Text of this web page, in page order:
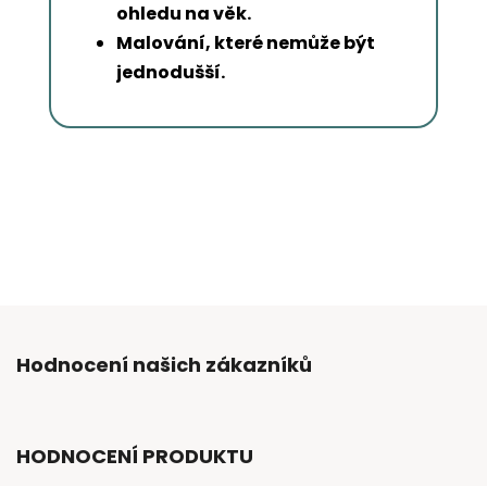
ohledu na věk.
Malování, které nemůže být
jednodušší.
Hodnocení našich zákazníků
HODNOCENÍ PRODUKTU